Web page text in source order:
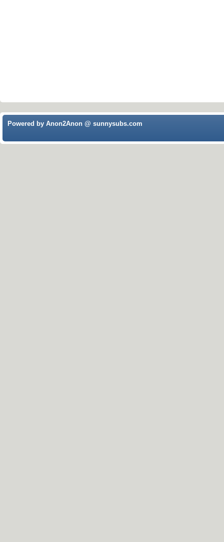
Powered by Anon2Anon @ sunnysubs.com